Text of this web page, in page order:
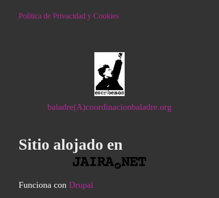
Política de Privacidad y Cookies
baladre(A)coordinacionbaladre.org
Sitio alojado en
Funciona con Drupal